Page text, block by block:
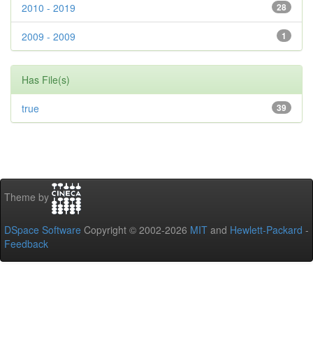
28
2010 - 2019
1
2009 - 2009
Has File(s)
39
true
Theme by
DSpace Software Copyright © 2002-2026 MIT and Hewlett-Packard -
Feedback